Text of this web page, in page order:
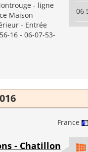
- ligne
Maison
- Entrée
16 - 06-07-53-
06
France
- Chatillon